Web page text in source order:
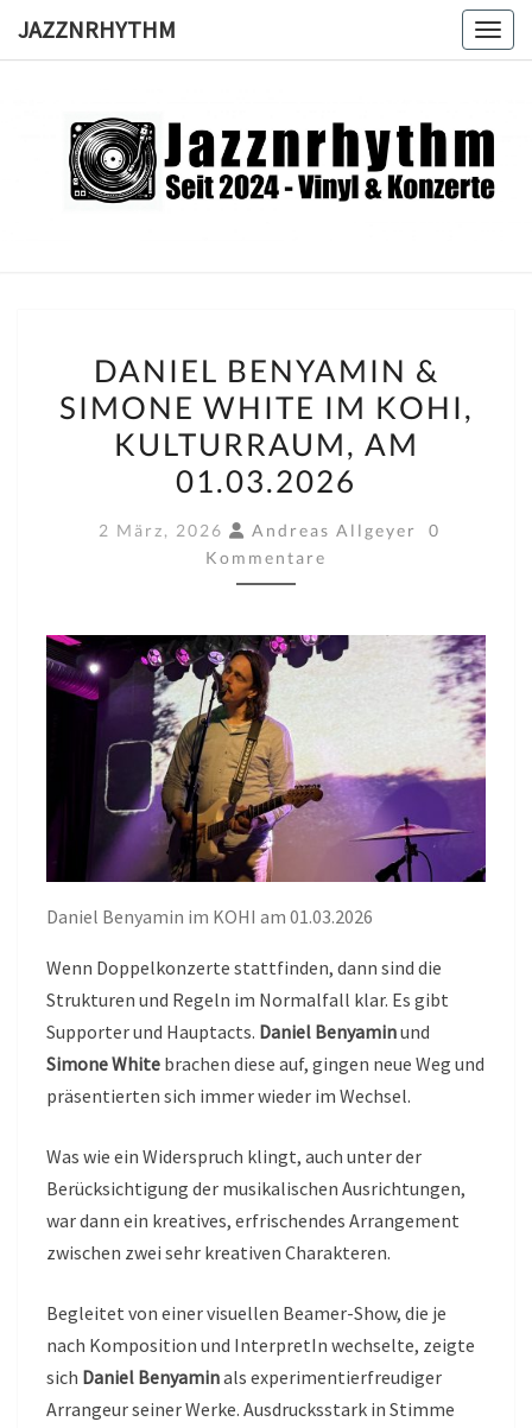
JAZZNRHYTHM
Seit
2024 –
BENYAMIN
&
SIMONE
WHITE
KOHI,
KULTURRAUM,
01.03.2026
DANIEL BENYAMIN &
SIMONE WHITE IM KOHI,
KULTURRAUM, AM
01.03.2026
2 März, 2026 Andreas Allgeyer
0
Kommentare
Daniel Benyamin im KOHI am 01.03.2026
Wenn Doppelkonzerte stattfinden, dann sind die
Strukturen und Regeln im Normalfall klar. Es gibt
Supporter und Hauptacts. Daniel Benyaminund
Simone White brachen diese auf, gingen neue Weg und
präsentierten sich immer wieder im Wechsel.
Was wie ein Widerspruch klingt, auch unter der
Berücksichtigung der musikalischen Ausrichtungen,
war dann ein kreatives, erfrischendes Arrangement
zwischen zwei sehr kreativen Charakteren.
Begleitet von einer visuellen Beamer-Show, die je
nach Komposition und InterpretIn wechselte, zeigte
sich Daniel Benyaminals experimentierfreudiger
Arrangeur seiner Werke. Ausdrucksstark in Stimme